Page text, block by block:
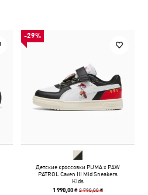
-29%
Детские кроссовки PUMA x PAW
PATROL Caven III Mid Sneakers
Kids
1 990,00 ₴2 790,00 ₴